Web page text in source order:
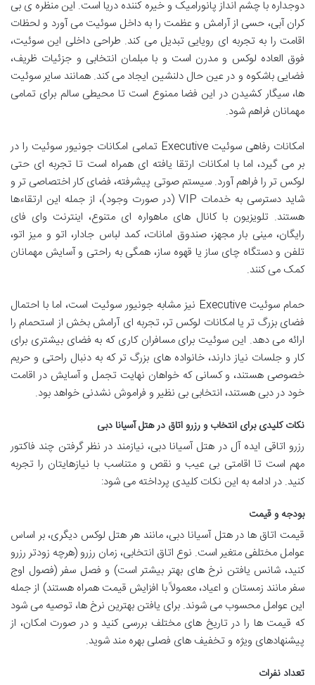
دوجداره با چشم انداز پانورامیک و خیره کننده دریا است. این منظره ی بی
کران آبی، حسی از آرامش و عظمت را به داخل سوئیت می آورد و لحظات
اقامت را به تجربه ای رویایی تبدیل می کند. طراحی داخلی این سوئیت،
فوق العاده لوکس و مدرن است و با مبلمان انتخابی و جزئیات ظریف،
فضایی باشکوه و در عین حال دلنشین ایجاد می کند. همانند سایر سوئیت
ها، سیگار کشیدن در این فضا ممنوع است تا محیطی سالم برای تمامی
مهمانان فراهم شود.
امکانات رفاهی سوئیت Executive تمامی امکانات جونیور سوئیت را در
بر می گیرد، اما با امکانات ارتقا یافته ای همراه است تا تجربه ای حتی
لوکس تر را فراهم آورد. سیستم صوتی پیشرفته، فضای کار اختصاصی تر و
شاید دسترسی به خدمات VIP (در صورت وجود)، از جمله این ارتقاءها
هستند. تلویزیون با کانال های ماهواره ای متنوع، اینترنت وای فای
رایگان، مینی بار مجهز، صندوق امانات، کمد لباس جادار، اتو و میز اتو،
تلفن و دستگاه چای ساز یا قهوه ساز، همگی به راحتی و آسایش مهمانان
کمک می کنند.
حمام سوئیت Executive نیز مشابه جونیور سوئیت است، اما با احتمال
فضای بزرگ تر یا امکانات لوکس تر، تجربه ای آرامش بخش از استحمام را
ارائه می دهد. این سوئیت برای مسافران کاری که به فضای بیشتری برای
کار و جلسات نیاز دارند، خانواده های بزرگ تر که به دنبال راحتی و حریم
خصوصی هستند، و کسانی که خواهان نهایت تجمل و آسایش در اقامت
خود در دبی هستند، انتخابی بی نظیر و فراموش نشدنی خواهد بود.
نکات کلیدی برای انتخاب و رزرو اتاق در هتل آسیانا دبی
رزرو اتاقی ایده آل در هتل آسیانا دبی، نیازمند در نظر گرفتن چند فاکتور
مهم است تا اقامتی بی عیب و نقص و متناسب با نیازهایتان را تجربه
کنید. در ادامه به این نکات کلیدی پرداخته می شود:
بودجه و قیمت
قیمت اتاق ها در هتل آسیانا دبی، مانند هر هتل لوکس دیگری، بر اساس
عوامل مختلفی متغیر است. نوع اتاق انتخابی، زمان رزرو (هرچه زودتر رزرو
کنید، شانس یافتن نرخ های بهتر بیشتر است) و فصل سفر (فصول اوج
سفر مانند زمستان و اعیاد، معمولاً با افزایش قیمت همراه هستند) از جمله
این عوامل محسوب می شوند. برای یافتن بهترین نرخ ها، توصیه می شود
که قیمت ها را در تاریخ های مختلف بررسی کنید و در صورت امکان، از
پیشنهادهای ویژه و تخفیف های فصلی بهره مند شوید.
تعداد نفرات